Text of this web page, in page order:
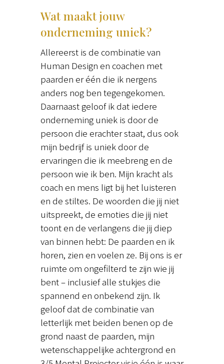
Wat maakt jouw
onderneming uniek?
Allereerst is de combinatie van
Human Design en coachen met
paarden er één die ik nergens
anders nog ben tegengekomen.
Daarnaast geloof ik dat iedere
onderneming uniek is door de
persoon die erachter staat, dus ook
mijn bedrijf is uniek door de
ervaringen die ik meebreng en de
persoon wie ik ben. Mijn kracht als
coach en mens ligt bij het luisteren
en de stiltes. De woorden die jij niet
uitspreekt, de emoties die jij niet
toont en de verlangens die jij diep
van binnen hebt: De paarden en ik
horen, zien en voelen ze. Bij ons is er
ruimte om ongefilterd te zijn wie jij
bent – inclusief alle stukjes die
spannend en onbekend zijn. Ik
geloof dat de combinatie van
letterlijk met beiden benen op de
grond naast de paarden, mijn
wetenschappelijke achtergrond en